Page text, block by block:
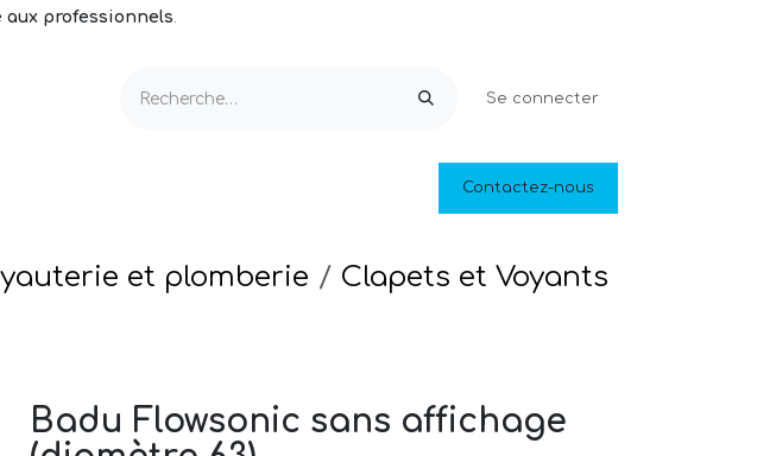
aux professionnels.
Se connecter
Piscines naturelles
Contactez-nous
et plomberie Clapets et Voyants
Badu Flowsonic sans affichage